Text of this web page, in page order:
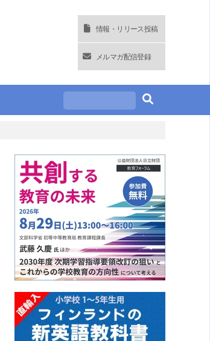
情報・リリース投稿
メルマガ配信登録